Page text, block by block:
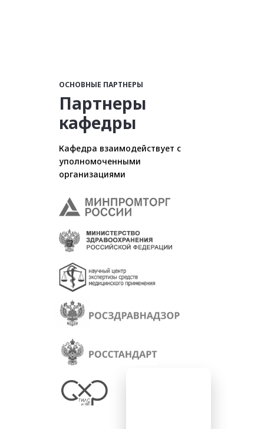
Партнеры
кафедры
ОСНОВНЫЕ ПАРТНЕРЫ
Кафедра взаимодействует с
уполномоченными
организациями